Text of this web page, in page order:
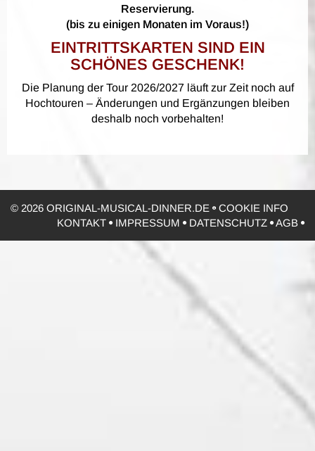
Reservierung.
(bis zu einigen Monaten im Voraus!)
EINTRITTSKARTEN SIND EIN
SCHÖNES GESCHENK!
Die Planung der Tour 2026/2027 läuft zur Zeit noch auf
Hochtouren – Änderungen und Ergänzungen bleiben
deshalb noch vorbehalten!
© 2026 ORIGINAL-MUSICAL-DINNER.DE
COOKIE INFO
KONTAKT
IMPRESSUM DATENSCHUTZ AGB